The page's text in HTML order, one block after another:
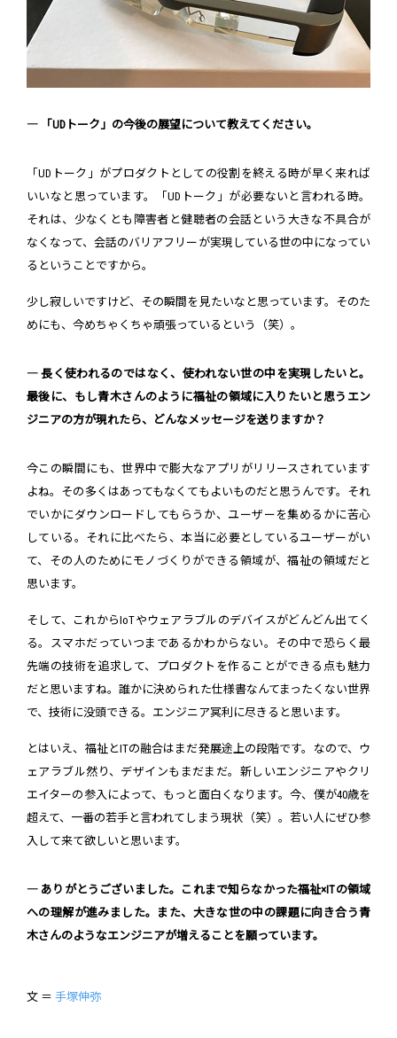
― 「UDトーク」の今後の展望について教えてください。
「UDトーク」がプロダクトとしての役割を終える時が早く来れば
いいなと思っています。「UDトーク」が必要ないと言われる時。
それは、少なくとも障害者と健聴者の会話という大きな不具合が
なくなって、会話のバリアフリーが実現している世の中になってい
るということですから。
少し寂しいですけど、その瞬間を見たいなと思っています。そのた
めにも、今めちゃくちゃ頑張っているという（笑）。
― 長く使われるのではなく、使われない世の中を実現したいと。
最後に、もし青木さんのように福祉の領域に入りたいと思うエン
ジニアの方が現れたら、どんなメッセージを送りますか？
今この瞬間にも、世界中で膨大なアプリがリリースされています
よね。その多くはあってもなくてもよいものだと思うんです。それ
でいかにダウンロードしてもらうか、ユーザーを集めるかに苦心
している。それに比べたら、本当に必要としているユーザーがい
て、その人のためにモノづくりができる領域が、福祉の領域だと
思います。
そして、これからIoTやウェアラブルのデバイスがどんどん出てく
る。スマホだっていつまであるかわからない。その中で恐らく最
先端の技術を追求して、プロダクトを作ることができる点も魅力
だと思いますね。誰かに決められた仕様書なんてまったくない世界
で、技術に没頭できる。エンジニア冥利に尽きると思います。
とはいえ、福祉とITの融合はまだ発展途上の段階です。なので、ウ
ェアラブル然り、デザインもまだまだ。新しいエンジニアやクリ
エイターの参入によって、もっと面白くなります。今、僕が40歳を
超えて、一番の若手と言われてしまう現状（笑）。若い人にぜひ参
入して来て欲しいと思います。
― ありがとうございました。これまで知らなかった福祉×ITの領域
への理解が進みました。また、大きな世の中の課題に向き合う青
木さんのようなエンジニアが増えることを願っています。
文 ＝ 手塚伸弥